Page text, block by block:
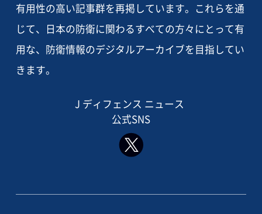
有用性の高い記事群を再掲しています。これらを通
じて、日本の防衛に関わるすべての方々にとって有
用な、防衛情報のデジタルアーカイブを目指してい
きます。
J ディフェンス ニュース
公式SNS